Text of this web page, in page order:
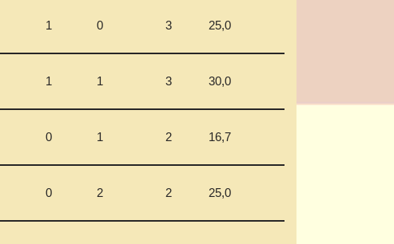
1 0 3 25,0
1 1 3 30,0
0 1 2 16,7
0 2 2 25,0